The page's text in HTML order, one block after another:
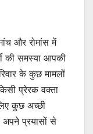
और रोमांस में
की समस्या आपकी
के कुछ मामलों
प्रेरक वक्ता
कुछ अच्छी
अपने प्रयासों से